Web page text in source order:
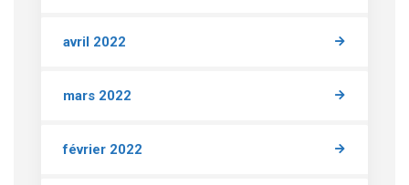
avril 2022
mars 2022
février 2022